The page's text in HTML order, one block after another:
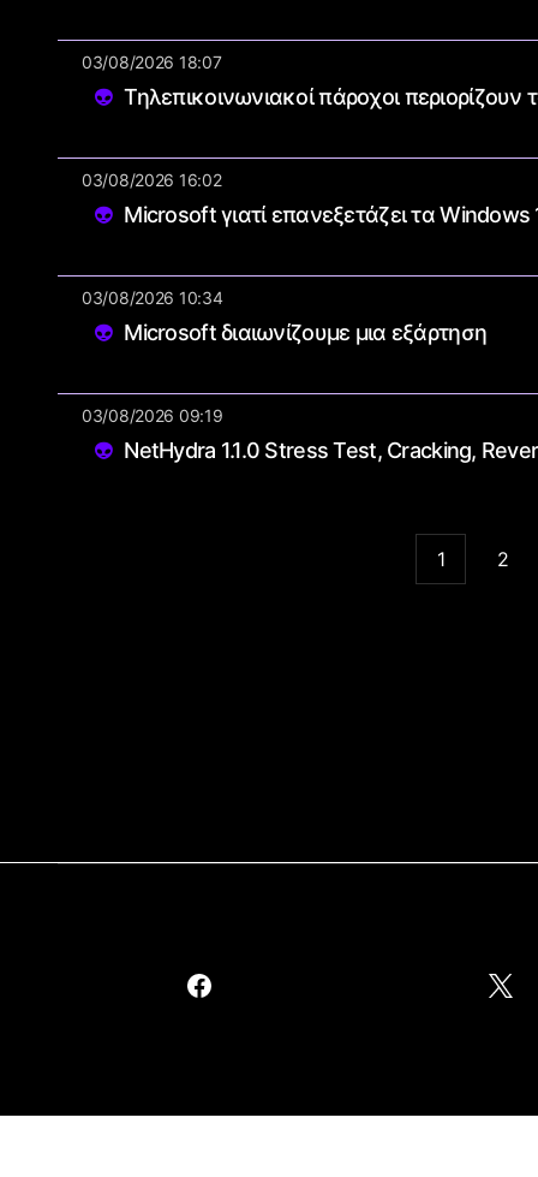
03/08/2026 18:07
Τηλεπικοινωνιακοί πάροχοι περιορίζουν
03/08/2026 16:02
Microsoft γιατί επανεξετάζει τα
03/08/2026 10:34
Microsoft διαιωνίζουμε μια εξάρτηση
03/08/2026 09:19
NetHydra 1.1.0 Stress Test, Cracking,
1 2